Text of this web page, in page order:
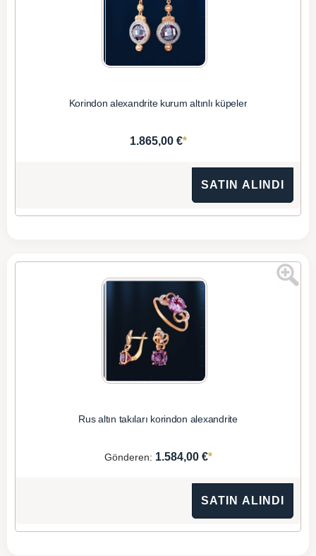
Korindon alexandrite kurum altınlı küpeler
1.865,00 €*
SATIN ALINDI
Rus altın takıları korindon alexandrite
Gönderen: 1.584,00 €*
SATIN ALINDI